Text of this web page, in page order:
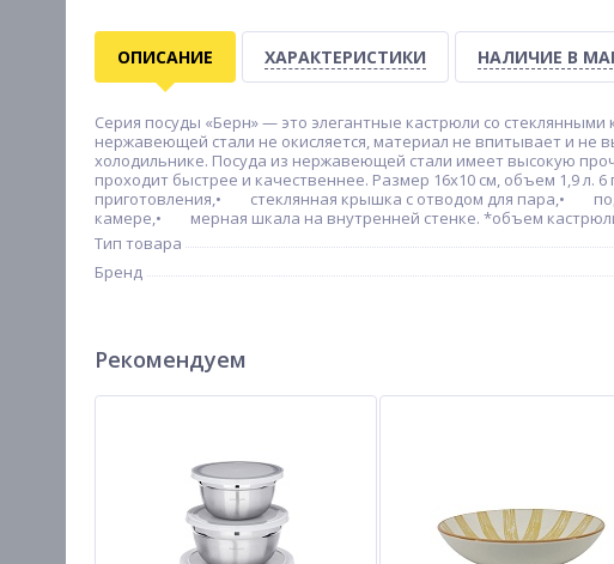
ОПИСАНИЕ ХАРАКТЕРИСТИКИ НАЛИЧИЕ В
Серия посуды «Берн» — это элегантные кастрюли со
нержавеющей стали не окисляется, материал не впитывает и не
холодильнике. Посуда из нержавеющей стали имеет высокую
проходит быстрее и качественнее. Размер 16х10 см, объем 1,9
приготовления,• стеклянная крышка с отводом для пара,•
камере,• мерная шкала на внутренней стенке. *объем
Тип товара
Бренд
Рекомендуем